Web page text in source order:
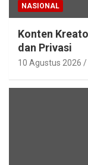
NASIONAL
Konten
dan Privasi
10 Agustus 2026 /